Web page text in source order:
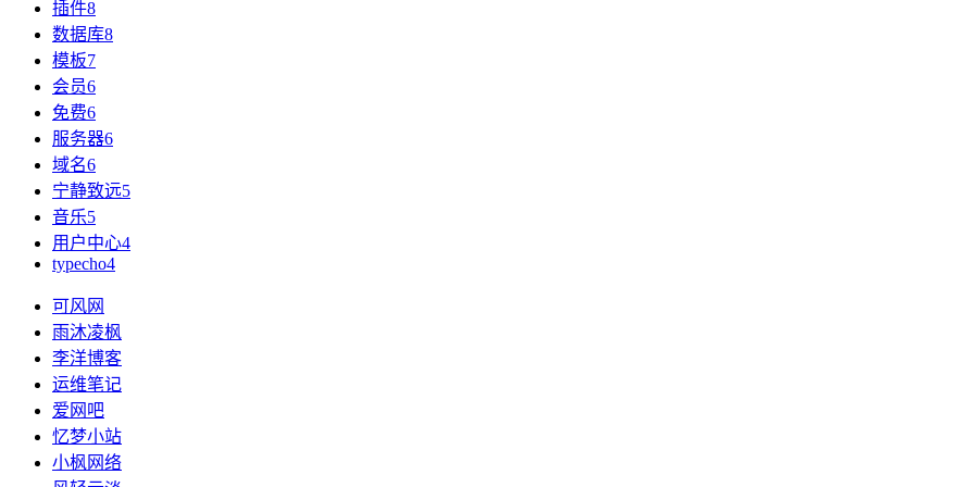
插件8
数据库8
模板7
会员6
免费6
服务器6
域名6
宁静致远5
音乐5
用户中心4
typecho4
可风网
雨沐凌枫
李洋博客
运维笔记
爱网吧
忆梦小站
小枫网络